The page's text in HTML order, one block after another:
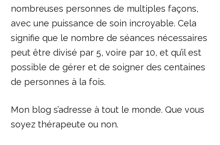
nombreuses personnes de multiples façons,
avec une puissance de soin incroyable. Cela
signifie que le nombre de séances nécessaires
peut être divisé par 5, voire par 10, et qu’il est
possible de gérer et de soigner des centaines
de personnes à la fois.
Mon blog s’adresse à tout le monde. Que vous
soyez thérapeute ou non.